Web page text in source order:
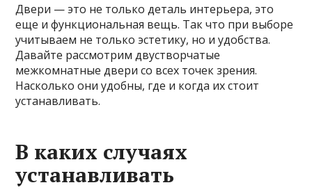
Двери — это не только деталь интерьера, это
еще и функциональная вещь. Так что при выборе
учитываем не только эстетику, но и удобства.
Давайте рассмотрим двустворчатые
межкомнатные двери со всех точек зрения.
Насколько они удобны, где и когда их стоит
устанавливать.
В каких случаях
устанавливать